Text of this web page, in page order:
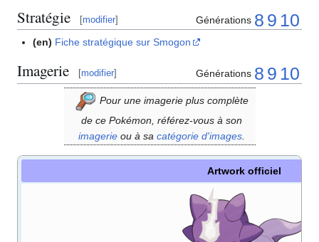
Stratégie [modifier] Générations 8 9 10
(en) Fiche stratégique sur Smogon
Imagerie [modifier] Générations 8 9 10
Pour une imagerie plus complète
de ce Pokémon, référez-vous à son
imagerieou à sa catégorie d'images.
Artwork officiel